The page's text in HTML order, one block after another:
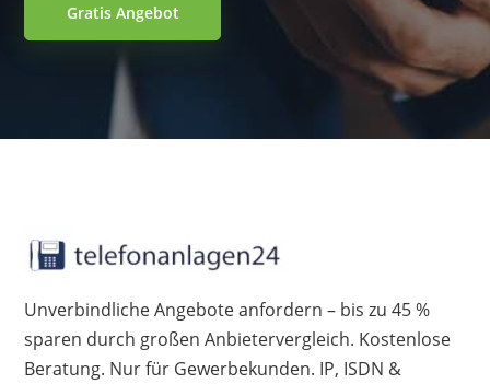
Gratis Angebot
Unverbindliche Angebote anfordern – bis zu 45 %
sparen durch großen Anbietervergleich. Kostenlose
Beratung. Nur für Gewerbekunden. IP, ISDN &